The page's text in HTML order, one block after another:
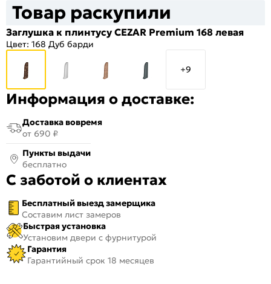
Товар раскупили
Заглушка к плинтусу CEZAR Premium 168 левая
Цвет: 168 Дуб барди
+9
Информация о доставке:
Доставка вовремя
от 690 ₽
Пункты выдачи
бесплатно
С заботой о клиентах
Бесплатный выезд замерщика
Составим лист замеров
Быстрая установка
Установим двери с фурнитурой
Гарантия
Гарантийный срок 18 месяцев